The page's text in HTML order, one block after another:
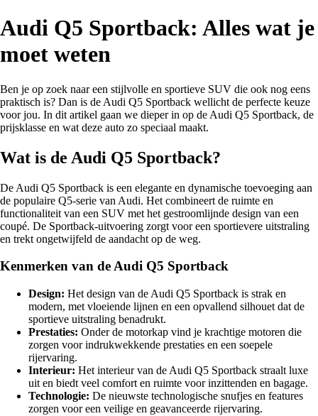
Audi Q5 Sportback: Alles wat je
moet weten
Ben je op zoek naar een stijlvolle en sportieve SUV die ook nog eens
praktisch is? Dan is de Audi Q5 Sportback wellicht de perfecte keuze
voor jou. In dit artikel gaan we dieper in op de Audi Q5 Sportback, de
prijsklasse en wat deze auto zo speciaal maakt.
Wat is de Audi Q5 Sportback?
De Audi Q5 Sportback is een elegante en dynamische toevoeging aan
de populaire Q5-serie van Audi. Het combineert de ruimte en
functionaliteit van een SUV met het gestroomlijnde design van een
coupé. De Sportback-uitvoering zorgt voor een sportievere uitstraling
en trekt ongetwijfeld de aandacht op de weg.
Kenmerken van de Audi Q5 Sportback
Design: Het design van de Audi Q5 Sportback is strak en
modern, met vloeiende lijnen en een opvallend silhouet dat de
sportieve uitstraling benadrukt.
Prestaties: Onder de motorkap vind je krachtige motoren die
zorgen voor indrukwekkende prestaties en een soepele
rijervaring.
Interieur: Het interieur van de Audi Q5 Sportback straalt luxe
uit en biedt veel comfort en ruimte voor inzittenden en bagage.
Technologie: De nieuwste technologische snufjes en features
zorgen voor een veilige en geavanceerde rijervaring.